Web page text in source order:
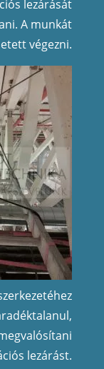
lezárását
A munkát
végezni.
lezárást.